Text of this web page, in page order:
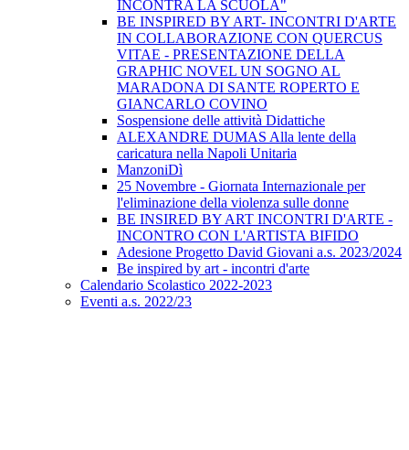
INCONTRA LA SCUOLA"
BE INSPIRED BY ART- INCONTRI D'ARTE
IN COLLABORAZIONE CON QUERCUS
VITAE - PRESENTAZIONE DELLA
GRAPHIC NOVEL UN SOGNO AL
MARADONA DI SANTE ROPERTO E
GIANCARLO COVINO
Sospensione delle attività Didattiche
ALEXANDRE DUMAS Alla lente della
caricatura nella Napoli Unitaria
ManzoniDì
25 Novembre - Giornata Internazionale per
l'eliminazione della violenza sulle donne
BE INSIRED BY ART INCONTRI D'ARTE -
INCONTRO CON L'ARTISTA BIFIDO
Adesione Progetto David Giovani a.s. 2023/2024
Be inspired by art - incontri d'arte
Calendario Scolastico 2022-2023
Eventi a.s. 2022/23